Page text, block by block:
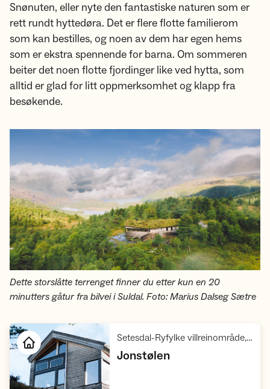
Snønuten, eller nyte den fantastiske naturen som er
rett rundt hyttedøra. Det er flere flotte familierom
som kan bestilles, og noen av dem har egen hems
som er ekstra spennende for barna. Om sommeren
beiter det noen flotte fjordinger like ved hytta, som
alltid er glad for litt oppmerksomhet og klapp fra
besøkende.
Dette storslåtte terrenget finner du etter kun en 20
minutters gåtur fra bilvei i Suldal. Foto: Marius Dalseg Sætre
Setesdal-Ryfylke villreinområde, Ryfylke
Jonstølen,